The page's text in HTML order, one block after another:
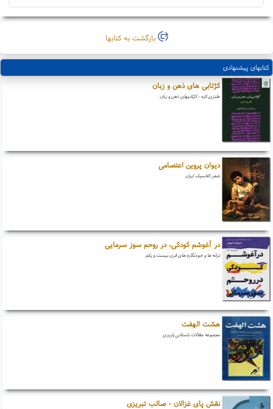
بازگشت به کتابها
کتابهای پیشنهادی
کژتابی های ذهن و زبان
طنزی تازه - کژتابیهای ذهن و زبان
دیوان پروین اعتصامی
شعر کلاسیک ایران
در آغوشم کودکی، در روحم سوز سرمایی
ترانه ها و خودنگاره های قرن بیست و یکم
هشت الهفت
مجموعه مقالات باستانی پاریزی
نقش پای غزالان - صائب تبریزی